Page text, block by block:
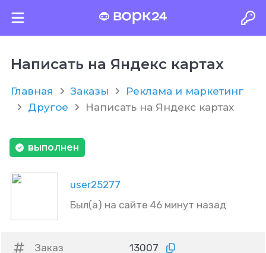
Написать на Яндекс картах
Главная Заказы
Реклама и маркетинг
Другое
Написать на Яндекс картах
user25277
Был(а) на сайте 46 минут назад
выполнен
Заказ 13007